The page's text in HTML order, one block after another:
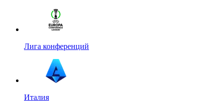
Лига конференций
Италия